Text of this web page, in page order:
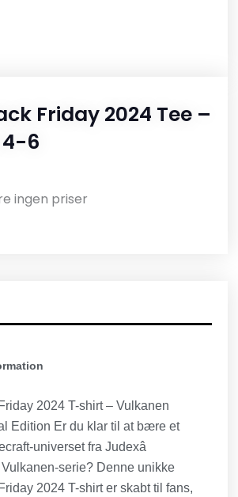
Friday 2024 Tee –
4-6
ingen priser
2024 T-shirt – Vulkanen
Edition Er du klar til at bære et
universet fra Judexâ
serie? Denne unikke
2024 T-shirt er skabt til fans,